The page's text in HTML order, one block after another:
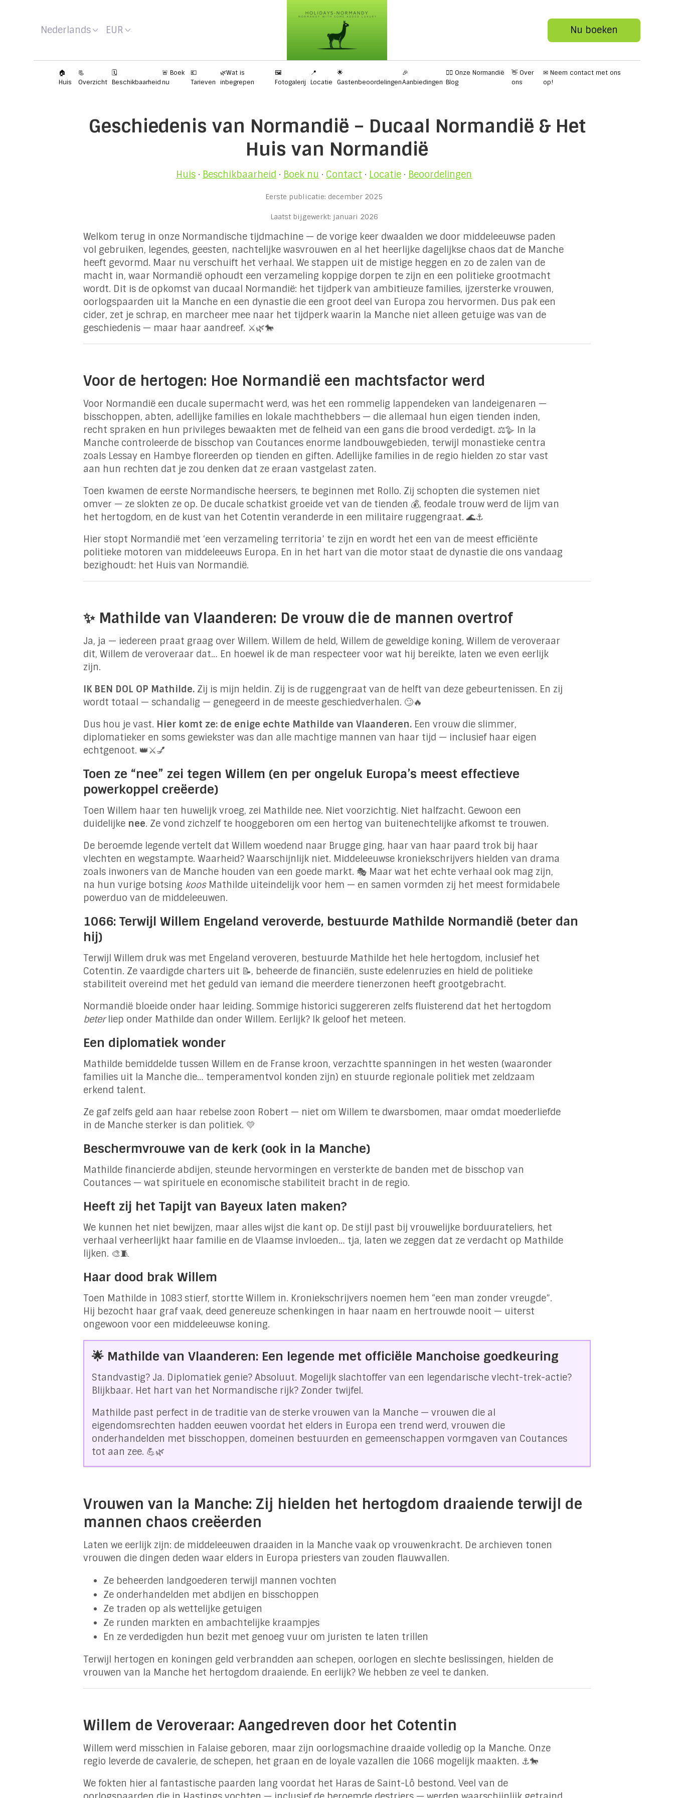
Nederlands EUR Nu boeken
🏠
Huis
📃
Overzicht
🗓️
Beschikbaarheid
🚨 Boek
nu
💶
Tarieven
🌿Wat is
inbegrepen
🖼️
Fotogalerij
📍
Locatie
🌟
Gastenbeoordelingen
🎉
Aanbiedingen
✍🏻 Onze Normandië
Blog
👋 Over
ons
✉ Neem contact met ons
op!
Geschiedenis van Normandië – Ducaal Normandië & Het
Huis van Normandië
Huis · Beschikbaarheid · Boek nu · Contact · Locatie · Beoordelingen
Eerste publicatie: december 2025
Laatst bijgewerkt: januari 2026
Welkom terug in onze Normandische tijdmachine — de vorige keer dwaalden we door middeleeuwse paden
vol gebruiken, legendes, geesten, nachtelijke wasvrouwen en al het heerlijke dagelijkse chaos dat de Manche
heeft gevormd. Maar nu verschuift het verhaal. We stappen uit de mistige heggen en zo de zalen van de
macht in, waar Normandië ophoudt een verzameling koppige dorpen te zijn en een politieke grootmacht
wordt. Dit is de opkomst van ducaal Normandië: het tijdperk van ambitieuze families, ijzersterke vrouwen,
oorlogspaarden uit la Manche en een dynastie die een groot deel van Europa zou hervormen. Dus pak een
cider, zet je schrap, en marcheer mee naar het tijdperk waarin la Manche niet alleen getuige was van de
geschiedenis — maar haar aandreef. ⚔️🌿🐎
Voor de hertogen: Hoe Normandië een machtsfactor werd
Voor Normandië een ducale supermacht werd, was het een rommelig lappendeken van landeigenaren —
bisschoppen, abten, adellijke families en lokale machthebbers — die allemaal hun eigen tienden inden,
recht spraken en hun privileges bewaakten met de felheid van een gans die brood verdedigt. ⚖️🪿 In la
Manche controleerde de bisschop van Coutances enorme landbouwgebieden, terwijl monastieke centra
zoals Lessay en Hambye floreerden op tienden en giften. Adellijke families in de regio hielden zo star vast
aan hun rechten dat je zou denken dat ze eraan vastgelast zaten.
Toen kwamen de eerste Normandische heersers, te beginnen met Rollo. Zij schopten die systemen niet
omver — ze slokten ze op. De ducale schatkist groeide vet van de tienden 💰, feodale trouw werd de lijm van
het hertogdom, en de kust van het Cotentin veranderde in een militaire ruggengraat. 🌊⚓
Hier stopt Normandië met ‘een verzameling territoria’ te zijn en wordt het een van de meest efficiënte
politieke motoren van middeleeuws Europa. En in het hart van die motor staat de dynastie die ons vandaag
bezighoudt: het Huis van Normandië.
✨ Mathilde van Vlaanderen: De vrouw die de mannen overtrof
Ja, ja — iedereen praat graag over Willem. Willem de held, Willem de geweldige koning, Willem de veroveraar
dit, Willem de veroveraar dat… En hoewel ik de man respecteer voor wat hij bereikte, laten we even eerlijk
zijn.
IK BEN DOL OP Mathilde. Zij is mijn heldin. Zij is de ruggengraat van de helft van deze gebeurtenissen. En zij
wordt totaal — schandalig — genegeerd in de meeste geschiedverhalen. 🙄🔥
Dus hou je vast. Hier komt ze: de enige echte Mathilde van Vlaanderen. Een vrouw die slimmer,
diplomatieker en soms gewiekster was dan alle machtige mannen van haar tijd — inclusief haar eigen
echtgenoot. 👑⚔️💅
Toen ze “nee” zei tegen Willem (en per ongeluk Europa’s meest effectieve
powerkoppel creëerde)
Toen Willem haar ten huwelijk vroeg, zei Mathilde nee. Niet voorzichtig. Niet halfzacht. Gewoon een
duidelijke nee. Ze vond zichzelf te hooggeboren om een hertog van buitenechtelijke afkomst te trouwen.
De beroemde legende vertelt dat Willem woedend naar Brugge ging, haar van haar paard trok bij haar
vlechten en wegstampte. Waarheid? Waarschijnlijk niet. Middeleeuwse kroniekschrijvers hielden van drama
zoals inwoners van de Manche houden van een goede markt. 🎭 Maar wat het echte verhaal ook mag zijn,
na hun vurige botsing koosMathilde uiteindelijk voor hem — en samen vormden zij het meest formidabele
powerduo van de middeleeuwen.
1066: Terwijl Willem Engeland veroverde, bestuurde Mathilde Normandië (beter dan
hij)
Terwijl Willem druk was met Engeland veroveren, bestuurde Mathilde het hele hertogdom, inclusief het
Cotentin. Ze vaardigde charters uit 📝, beheerde de financiën, suste edelenruzies en hield de politieke
stabiliteit overeind met het geduld van iemand die meerdere tienerzonen heeft grootgebracht.
Normandië bloeide onder haar leiding. Sommige historici suggereren zelfs fluisterend dat het hertogdom
beterliep onder Mathilde dan onder Willem. Eerlijk? Ik geloof het meteen.
Een diplomatiek wonder
Mathilde bemiddelde tussen Willem en de Franse kroon, verzachtte spanningen in het westen (waaronder
families uit la Manche die… temperamentvol konden zijn) en stuurde regionale politiek met zeldzaam
erkend talent.
Ze gaf zelfs geld aan haar rebelse zoon Robert — niet om Willem te dwarsbomen, maar omdat moederliefde
in de Manche sterker is dan politiek. 💛
Beschermvrouwe van de kerk (ook in la Manche)
Mathilde financierde abdijen, steunde hervormingen en versterkte de banden met de bisschop van
Coutances — wat spirituele en economische stabiliteit bracht in de regio.
Heeft zij het Tapijt van Bayeux laten maken?
We kunnen het niet bewijzen, maar alles wijst die kant op. De stijl past bij vrouwelijke borduurateliers, het
verhaal verheerlijkt haar familie en de Vlaamse invloeden… tja, laten we zeggen dat ze verdacht op Mathilde
lijken. 🎨🧵
Haar dood brak Willem
Toen Mathilde in 1083 stierf, stortte Willem in. Kroniekschrijvers noemen hem “een man zonder vreugde”.
Hij bezocht haar graf vaak, deed genereuze schenkingen in haar naam en hertrouwde nooit — uiterst
ongewoon voor een middeleeuwse koning.
🌟 Mathilde van Vlaanderen: Een legende met officiële Manchoise goedkeuring
Standvastig? Ja. Diplomatiek genie? Absoluut. Mogelijk slachtoffer van een legendarische vlecht-trek-actie?
Blijkbaar. Het hart van het Normandische rijk? Zonder twijfel.
Mathilde past perfect in de traditie van de sterke vrouwen van la Manche — vrouwen die al
eigendomsrechten hadden eeuwen voordat het elders in Europa een trend werd, vrouwen die
onderhandelden met bisschoppen, domeinen bestuurden en gemeenschappen vormgaven van Coutances
tot aan zee. 💪🌿
Vrouwen van la Manche: Zij hielden het hertogdom draaiende terwijl de
mannen chaos creëerden
Laten we eerlijk zijn: de middeleeuwen draaiden in la Manche vaak op vrouwenkracht. De archieven tonen
vrouwen die dingen deden waar elders in Europa priesters van zouden flauwvallen.
Ze beheerden landgoederen terwijl mannen vochten
Ze onderhandelden met abdijen en bisschoppen
Ze traden op als wettelijke getuigen
Ze runden markten en ambachtelijke kraampjes
En ze verdedigden hun bezit met genoeg vuur om juristen te laten trillen
Terwijl hertogen en koningen geld verbrandden aan schepen, oorlogen en slechte beslissingen, hielden de
vrouwen van la Manche het hertogdom draaiende. En eerlijk? We hebben ze veel te danken.
Willem de Veroveraar: Aangedreven door het Cotentin
Willem werd misschien in Falaise geboren, maar zijn oorlogsmachine draaide volledig op la Manche. Onze
regio leverde de cavalerie, de schepen, het graan en de loyale vazallen die 1066 mogelijk maakten. ⚓🐎
We fokten hier al fantastische paarden lang voordat het Haras de Saint-Lô bestond. Veel van de